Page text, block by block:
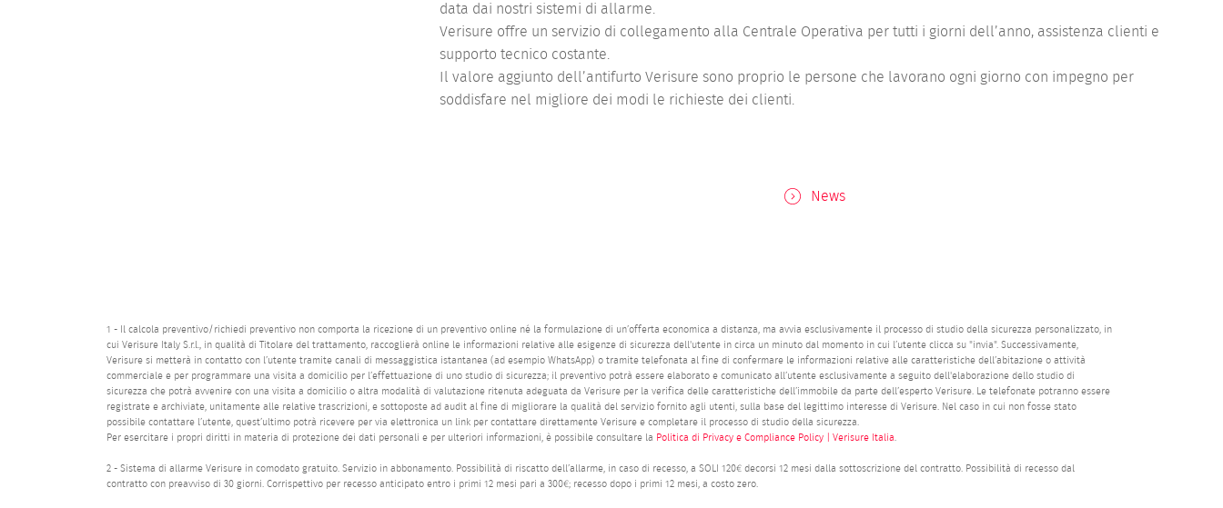
data dai nostri sistemi di allarme.
Verisure offre un servizio di collegamento alla Centrale Operativa per tutti i giorni dell’anno, assistenza clienti e
supporto tecnico costante.
Il valore aggiunto dell’antifurto Verisure sono proprio le persone che lavorano ogni giorno con impegno per
soddisfare nel migliore dei modi le richieste dei clienti.
News
1 - Il calcola preventivo/richiedi preventivo non comporta la ricezione di un preventivo online né la formulazione di un’offerta economica a distanza, ma avvia esclusivamente il processo di studio della sicurezza personalizzato, in
cui Verisure Italy S.r.l., in qualità di Titolare del trattamento, raccoglierà online le informazioni relative alle esigenze di sicurezza dell'utente in circa un minuto dal momento in cui l’utente clicca su "invia". Successivamente,
Verisure si metterà in contatto con l’utente tramite canali di messaggistica istantanea (ad esempio WhatsApp) o tramite telefonata al fine di confermare le informazioni relative alle caratteristiche dell’abitazione o attività
commerciale e per programmare una visita a domicilio per l’effettuazione di uno studio di sicurezza; il preventivo potrà essere elaborato e comunicato all’utente esclusivamente a seguito dell'elaborazione dello studio di
sicurezza che potrà avvenire con una visita a domicilio o altra modalità di valutazione ritenuta adeguata da Verisure per la verifica delle caratteristiche dell’immobile da parte dell’esperto Verisure. Le telefonate potranno essere
registrate e archiviate, unitamente alle relative trascrizioni, e sottoposte ad audit al fine di migliorare la qualità del servizio fornito agli utenti, sulla base del legittimo interesse di Verisure. Nel caso in cui non fosse stato
possibile contattare l’utente, quest’ultimo potrà ricevere per via elettronica un link per contattare direttamente Verisure e completare il processo di studio della sicurezza.
Per esercitare i propri diritti in materia di protezione dei dati personali e per ulteriori informazioni, è possibile consultare la Politica di Privacy e Compliance Policy | Verisure Italia
2 - Sistema di allarme Verisure in comodato gratuito. Servizio in abbonamento. Possibilità di riscatto dell’allarme, in caso di recesso, a SOLI 120€ decorsi 12 mesi dalla sottoscrizione del contratto. Possibilità di recesso dal
contratto con preavviso di 30 giorni. Corrispettivo per recesso anticipato entro i primi 12 mesi pari a 300€; recesso dopo i primi 12 mesi, a costo zero.